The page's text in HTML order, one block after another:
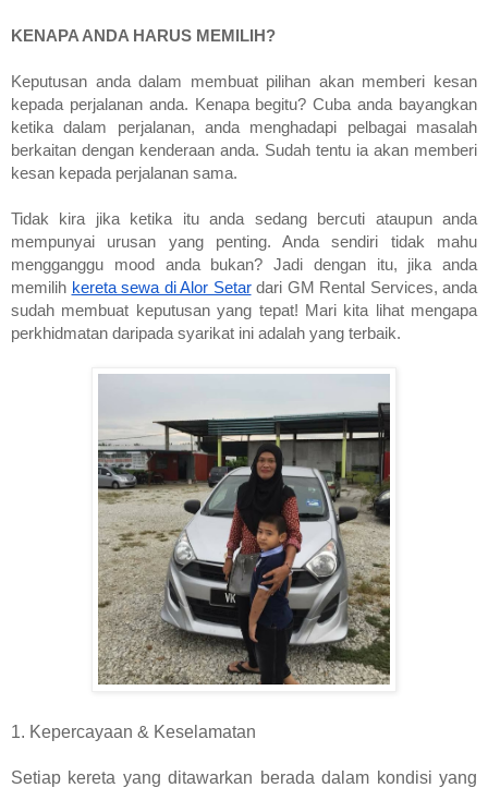
KENAPA ANDA HARUS MEMILIH?
Keputusan anda dalam membuat pilihan akan memberi kesan
kepada perjalanan anda. Kenapa begitu? Cuba anda bayangkan
ketika dalam perjalanan, anda menghadapi pelbagai masalah
berkaitan dengan kenderaan anda. Sudah tentu ia akan memberi
kesan kepada perjalanan sama.
Tidak kira jika ketika itu anda sedang bercuti ataupun anda
mempunyai urusan yang penting. Anda sendiri tidak mahu
mengganggu mood anda bukan? Jadi dengan itu, jika anda
memilih kereta sewa di Alor Setar dari GM Rental Services, anda
sudah membuat keputusan yang tepat! Mari kita lihat mengapa
perkhidmatan daripada syarikat ini adalah yang terbaik.
1. Kepercayaan & Keselamatan
Setiap kereta yang ditawarkan berada dalam kondisi yang